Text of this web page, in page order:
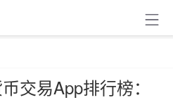
交易App排行榜：